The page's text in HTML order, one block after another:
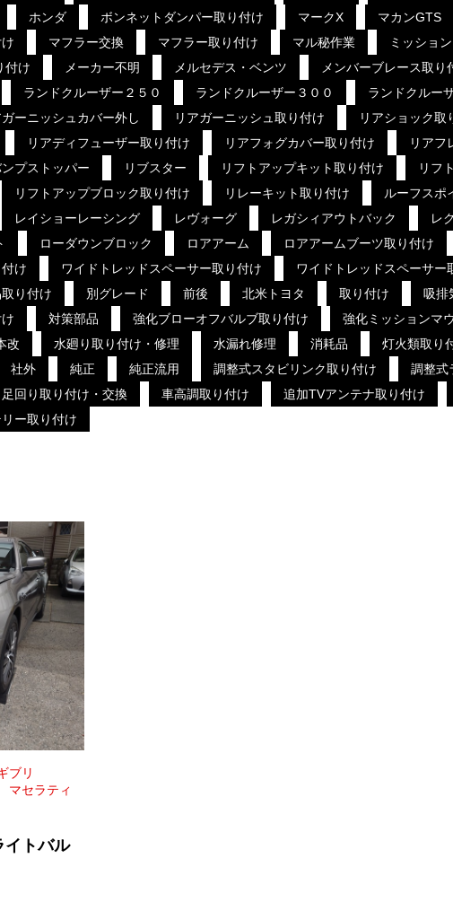
ホンダ ボンネットダンパー取り付け マークX マカンGTS
マフラー交換 マフラー取り付け マル秘作業 ミッショ
付け
メーカー不明 メルセデス・ベンツ メンバーブレース取り
ランドクルーザー２５０ ランドクルーザー３００ ランドクルー
ガーニッシュカバー外し リアガーニッシュ取り付け リアショック取
リアディフューザー取り付け リアフォグカバー取り付け
リアフ
ンプストッパー リブスター リフトアップキット取り付け
リフ
リフトアップブロック取り付け リレーキット取り付け ルーフスポ
レイショーレーシング レヴォーグ レガシィアウトバック レ
ローダウンブロック ロアアーム ロアアームブーツ取り付け
け ワイドトレッドスペーサー取り付け ワイドトレッドスペーサー
り付け 別グレード 前後 北米トヨタ 取り付け 吸排
対策部品 強化ブローオフバルブ取り付け 強化ミッションマ
改 水廻り取り付け・修理 水漏れ修理 消耗品 灯火類取り
社外 純正 純正流用 調整式スタビリンク取り付け
調整式
足回り取り付け・交換 車高調取り付け 追加TVアンテナ取り付け
ー取り付け
ブリ
マセラティ
トバル